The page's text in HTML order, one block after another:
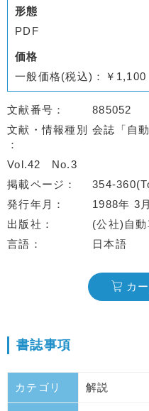
形態
PDF
価格
一般価格(税込)：￥1,100
文献番号
885052
文献・情報種別
会誌「自
Vol.42
No.3
掲載ページ
354-
発行年月
1988年 3月
出版社
(公社)自
言語
日本語
カ
書誌事項
カテゴリ 解説